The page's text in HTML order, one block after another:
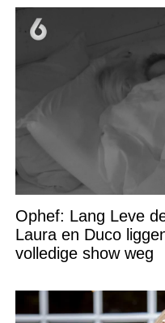
Ophef: Lang Leve
Laura en Duco
volledige show weg